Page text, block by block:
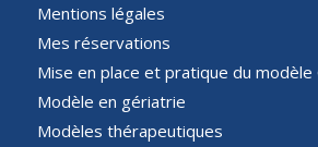
Mentions légales
Mes réservations
Mise en place et pratique du modèle
Modèle en gériatrie
Modèles thérapeutiques